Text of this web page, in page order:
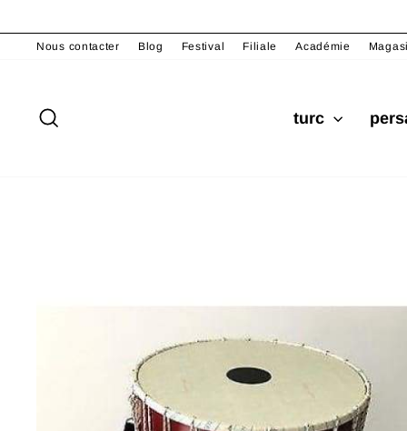
contenuNous contacter Blog Festival Filiale Académie
turc